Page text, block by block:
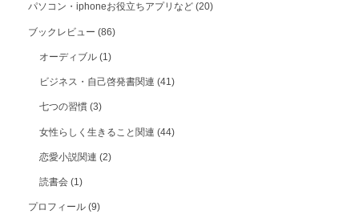
パソコン・iphoneお役立ちアプリなど(20)
ブックレビュー(86)
オーディブル(1)
ビジネス・自己啓発書関連(41)
七つの習慣(3)
女性らしく生きること関連(44)
恋愛小説関連(2)
読書会(1)
プロフィール(9)